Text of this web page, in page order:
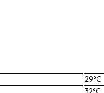
29°C
32°C